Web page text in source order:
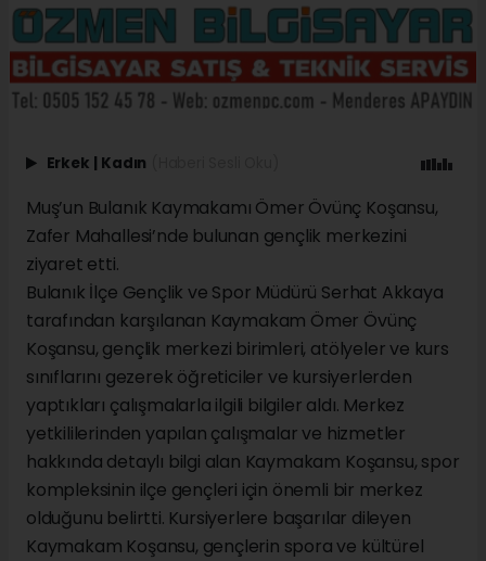
Erkek | Kadın
Muş’un Bulanık Kaymakamı Ömer Övünç Koşansu,
Zafer Mahallesi’nde bulunan gençlik merkezini
ziyaret etti.
Bulanık İlçe Gençlik ve Spor Müdürü Serhat Akkaya
tarafından karşılanan Kaymakam Ömer Övünç
Koşansu, gençlik merkezi birimleri, atölyeler ve kurs
sınıflarını gezerek öğreticiler ve kursiyerlerden
yaptıkları çalışmalarla ilgili bilgiler aldı. Merkez
yetkililerinden yapılan çalışmalar ve hizmetler
hakkında detaylı bilgi alan Kaymakam Koşansu, spor
kompleksinin ilçe gençleri için önemli bir merkez
olduğunu belirtti. Kursiyerlere başarılar dileyen
Kaymakam Koşansu, gençlerin spora ve kültürel